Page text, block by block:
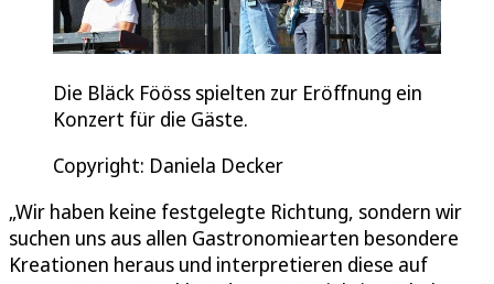
Die Bläck Fööss spielten zur Eröffnung ein
Konzert für die Gäste.
Copyright: Daniela Decker
„Wir haben keine festgelegte Richtung, sondern wir
suchen uns aus allen Gastronomiearten besondere
Kreationen heraus und interpretieren diese auf